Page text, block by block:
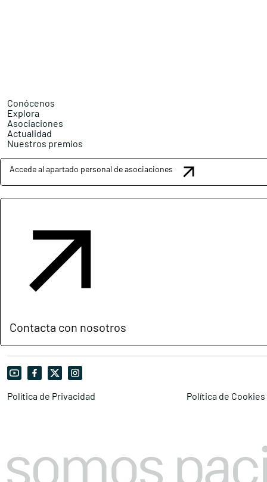
Conócenos
Explora
Asociaciones
Actualidad
Nuestros premios
Accede al apartado personal de asociaciones
Contacta con nosotros
Política de Privacidad Política de Cookies